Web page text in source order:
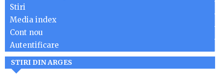
Stiri
Media index
Cont nou
Autentificare
STIRI DIN ARGES